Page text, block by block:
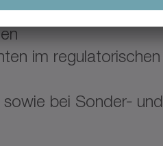
Unterlagen für
im regulatorischen
bei Sonder‑ und